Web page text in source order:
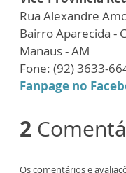
Rua Alexandre
Bairro Aparecida -
Manaus - AM
Fone: (92) 3633-
Fanpage no
2
Os comentários e